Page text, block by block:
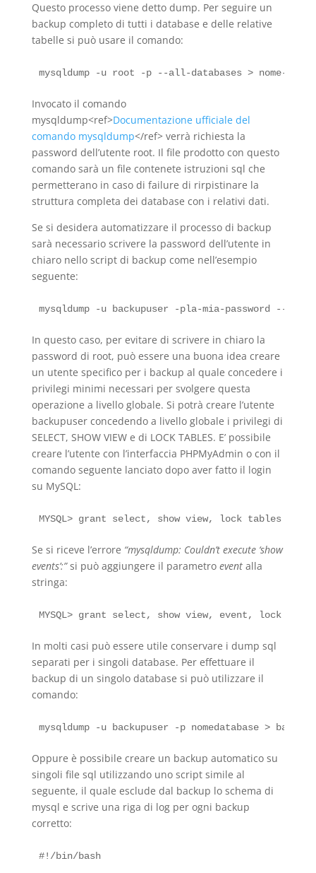
Questo processo viene detto dump. Per seguire un
backup completo di tutti i database e delle relative
tabelle si può usare il comando:
Invocato il comando
mysqldump<ref>Documentazione ufficiale del
comando mysqldump</ref> verrà richiesta la
password dell’utente root. Il file prodotto con questo
comando sarà un file contenete istruzioni sql che
permetterano in caso di failure di rirpistinare la
struttura completa dei database con i relativi dati.
Se si desidera automatizzare il processo di backup
sarà necessario scrivere la password dell’utente in
chiaro nello script di backup come nell’esempio
seguente:
In questo caso, per evitare di scrivere in chiaro la
password di root, può essere una buona idea creare
un utente specifico per i backup al quale concedere i
privilegi minimi necessari per svolgere questa
operazione a livello globale. Si potrà creare l’utente
backupuser concedendo a livello globale i privilegi di
SELECT, SHOW VIEW e di LOCK TABLES. E’ possibile
creare l’utente con l’interfaccia PHPMyAdmin o con il
comando seguente lanciato dopo aver fatto il login
su MySQL:
Se si riceve l’errore “mysqldump: Couldn’t execute ‘show
events’:”si può aggiungere il parametro eventalla
stringa:
In molti casi può essere utile conservare i dump sql
separati per i singoli database. Per effettuare il
backup di un singolo database si può utilizzare il
comando:
Oppure è possibile creare un backup automatico su
singoli file sql utilizzando uno script simile al
seguente, il quale esclude dal backup lo schema di
mysql e scrive una riga di log per ogni backup
corretto:
#!/bin/bash